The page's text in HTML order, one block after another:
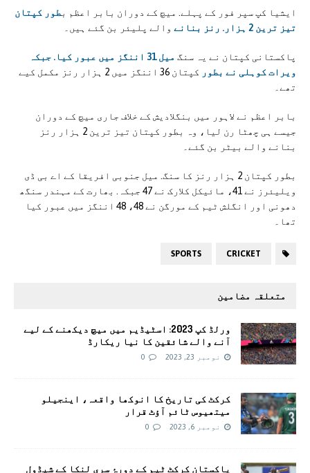
ایشیا کپ سپر فور کے پہلے. میچ کے دوران بابر اعظم بطور کپتان
تیز ترین 2 ہزار. رنز بنانے
والے پلیئر بن گئے ہیں۔
پاکستانی کپتان نے یہ سنگ
میل 31 اننگز میں عبور کیا. جبکہ
ویرات کوہلی نے بطور
کپتان 36 اننگز میں 2 ہزار رنز مکمل کیے
تھے۔
بابر اعظم نے لاہور میں بنگلادیش کے خلاف جاری میچ کے دوران
جیسے ہی چھٹا رن لیا، وہ بطور کپتان تیز ترین 2 ہزار رنز
بنانے والے بیٹر بن گئے۔
بطور کپتان 2 ہزار رنز کا سنگ. میل جنوبی افریقا کے اے بی ڈی
ویلیئرز نے 41، مائیکل کلارک نے 47 جبکہ. بھارت کے مہندر سنگھ
دھونی اور انگلش ٹیم کے مورگن نے 48، 48 اننگز میں عبور کیا
تھا۔
CRICKET
SPORTS
متعلقہ مضامین
ورلڈ کپ 2023: اسٹیڈیم میں میچ دیکھنے کے لیے
آنے والے شائقین کا نیا ریکارڈ
نومبر 23, 2023 0
کرکٹ کی تاریخ کا انوکھا واقعہ، اینجیلو
میتھیوس ٹائم آؤٹ قرار
نومبر 6, 2023 0
پاکستان کرکٹ ٹیم کے دورۂ سری لنکا کے شیڈول